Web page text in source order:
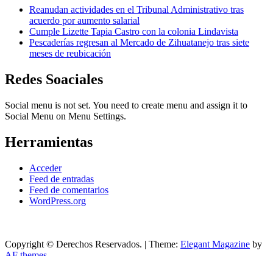
Reanudan actividades en el Tribunal Administrativo tras
acuerdo por aumento salarial
Cumple Lizette Tapia Castro con la colonia Lindavista
Pescaderías regresan al Mercado de Zihuatanejo tras siete
meses de reubicación
Redes Soaciales
Social menu is not set. You need to create menu and assign it to
Social Menu on Menu Settings.
Herramientas
Acceder
Feed de entradas
Feed de comentarios
WordPress.org
Copyright © Derechos Reservados. | Theme: Elegant Magazine by